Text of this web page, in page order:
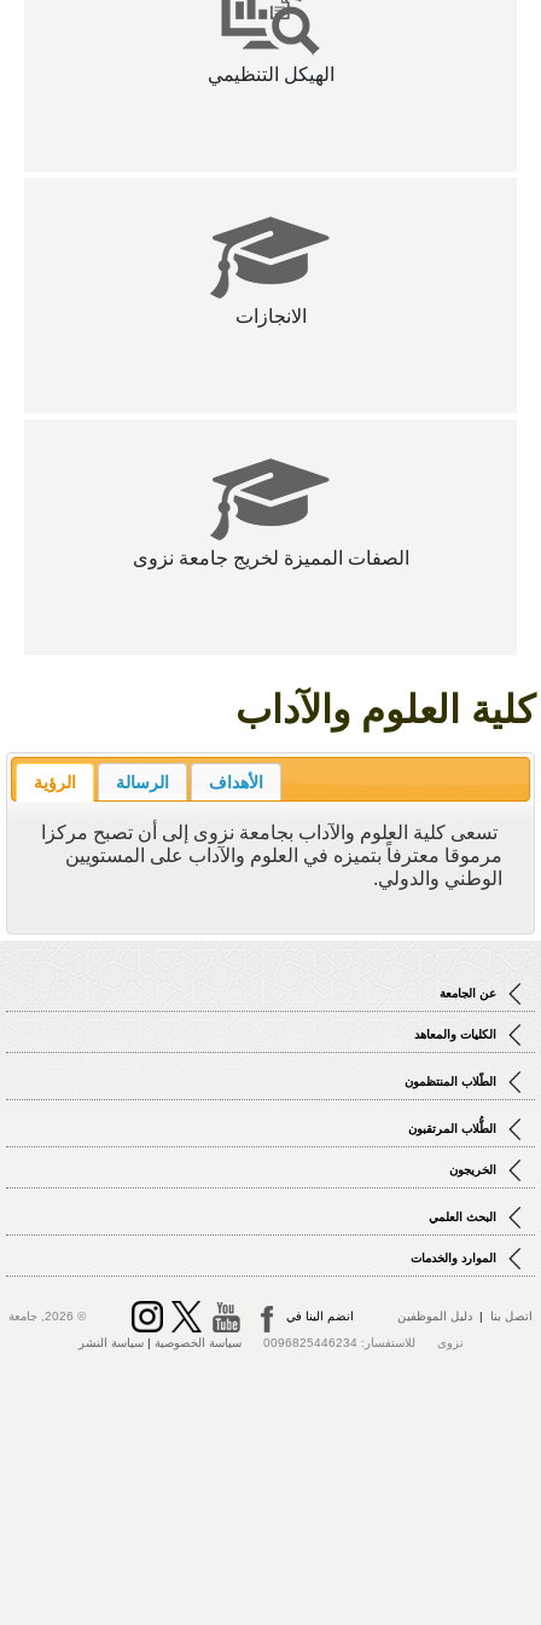
الهيكل التنظيمي
الانجازات
الصفات المميزة لخريج جامعة نزوى
كلية العلوم والآداب
الرؤية الرسالة الأهداف
تسعى كلية العلوم والآداب بجامعة نزوى إلى أن تصبح مركزا
مرموقا معترفاً بتميزه في العلوم والآداب على المستويين
الوطني والدولي.
عن الجامعة
الكليات والمعاهد
الطّلاب المنتظمون
الطُّلاب المرتقبون
الخريجون
البحث العلمي
الموارد والخدمات
اتصل بنا | دليل الموظفين انضم الينا في
© 2026, جامعة
نزوى للاستفسار: 0096825446234
سياسة الخصوصية |سياسة النشر